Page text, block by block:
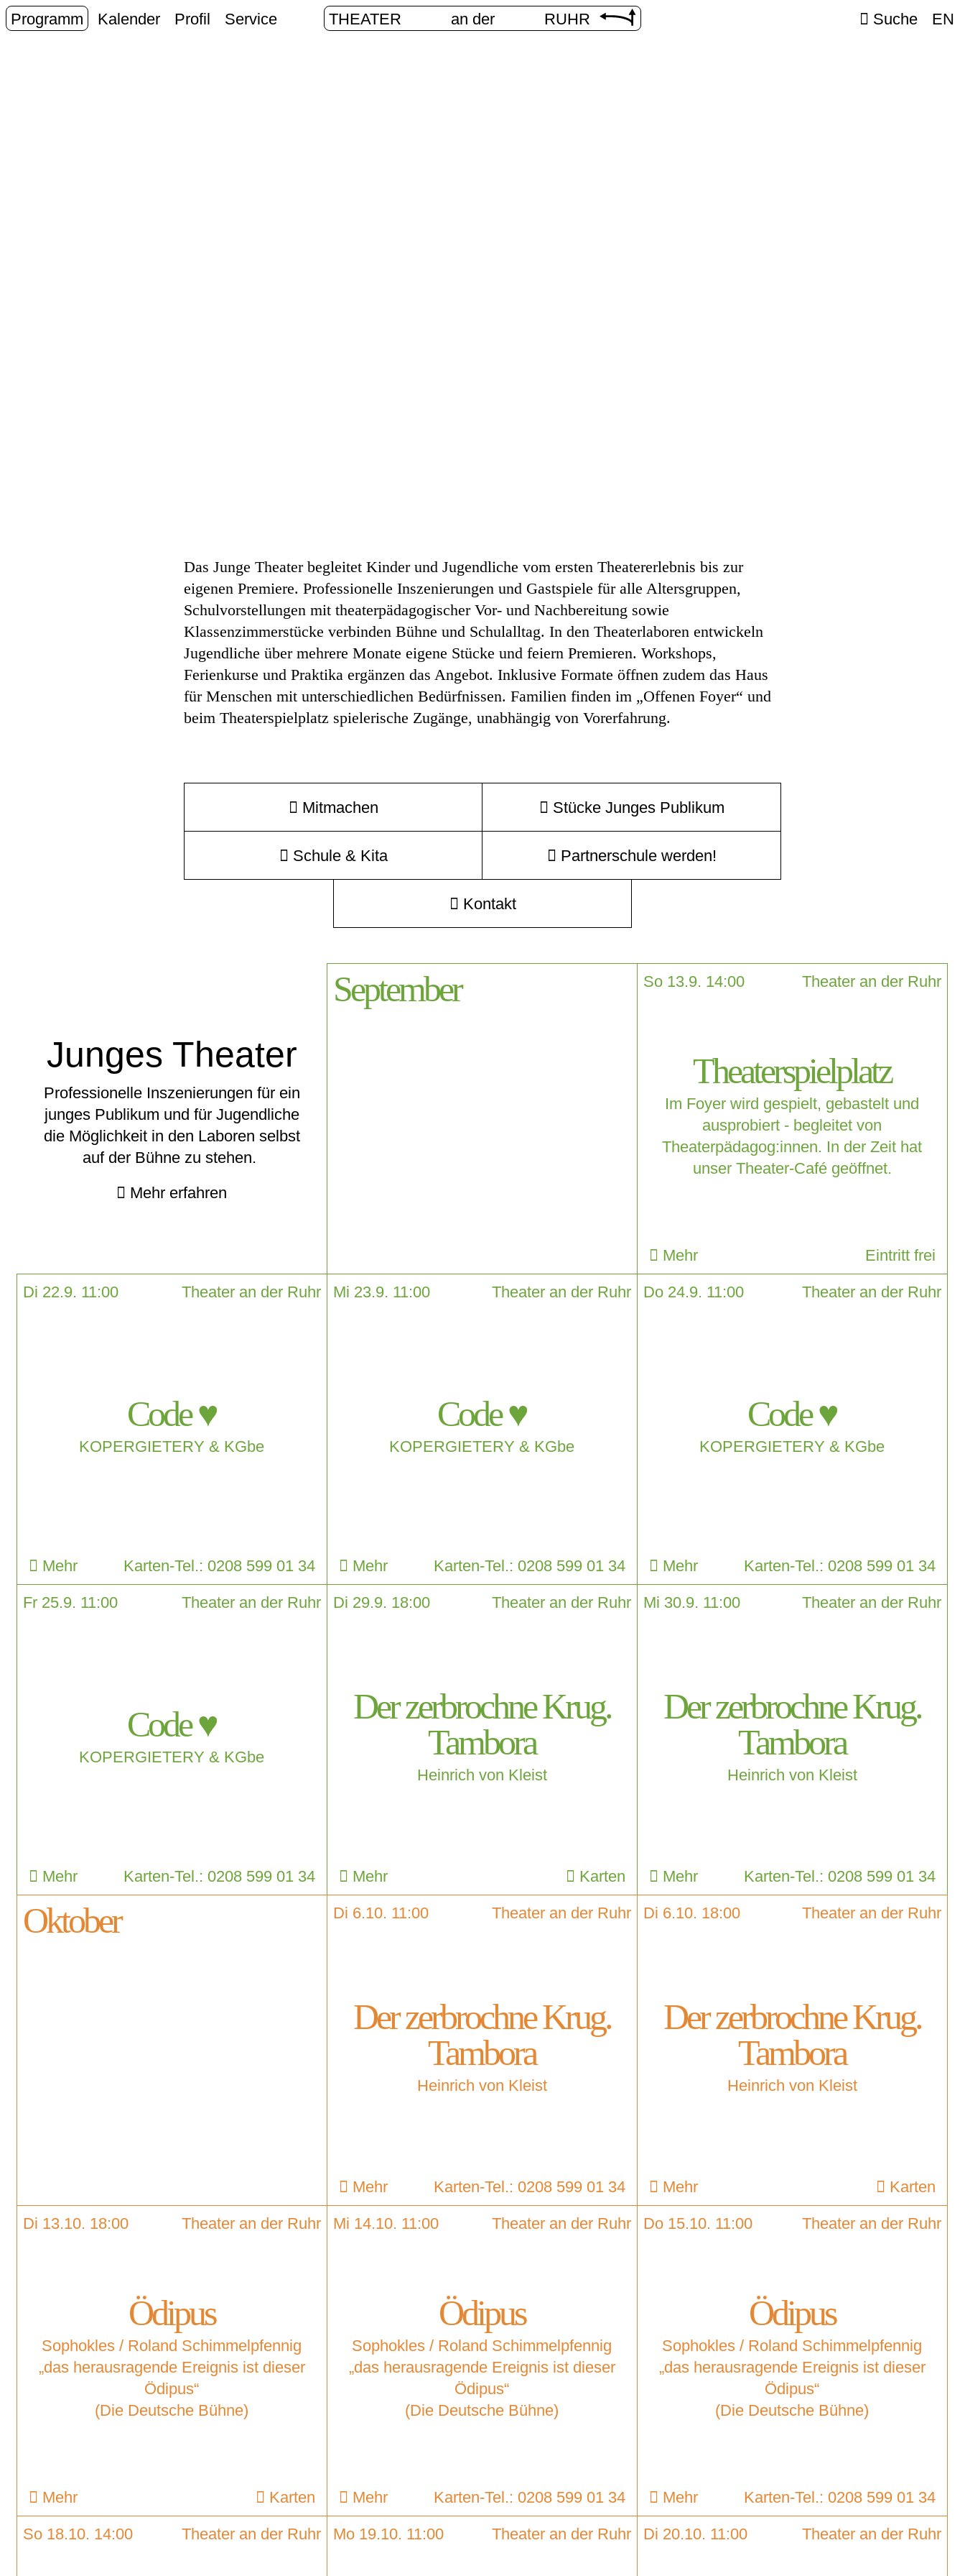
Programm Kalender Profil Service THEATER an der RUHR Suche EN
Das Junge Theater begleitet Kinder und Jugendliche vom ersten Theatererlebnis bis zur
eigenen Premiere. Professionelle Inszenierungen und Gastspiele für alle Altersgruppen,
Schulvorstellungen mit theaterpädagogischer Vor- und Nachbereitung sowie
Klassenzimmerstücke verbinden Bühne und Schulalltag. In den Theaterlaboren entwickeln
Jugendliche über mehrere Monate eigene Stücke und feiern Premieren. Workshops,
Ferienkurse und Praktika ergänzen das Angebot. Inklusive Formate öffnen zudem das Haus
für Menschen mit unterschiedlichen Bedürfnissen. Familien finden im „Offenen Foyer“ und
beim Theaterspielplatz spielerische Zugänge, unabhängig von Vorerfahrung.
Mitmachen Stücke Junges Publikum
Schule & Kita Partnerschule werden!
Kontakt
Junges Theater
Professionelle Inszenierungen für ein
junges Publikum und für Jugendliche
die Möglichkeit in den Laboren selbst
auf der Bühne zu stehen.
Mehr erfahren
September So 13.9. 14:00 Theater an der Ruhr
Theaterspielplatz
Im Foyer wird gespielt, gebastelt und
ausprobiert - begleitet von
Theaterpädagog:innen. In der Zeit hat
unser Theater-Café geöffnet.
Mehr Eintritt frei
Di 22.9. 11:00 Theater an der Ruhr
Code ♥
KOPERGIETERY & KGbe
Mehr Karten-Tel.: 0208 599 01 34
Mi 23.9. 11:00 Theater an der Ruhr
Code ♥
KOPERGIETERY & KGbe
Mehr Karten-Tel.: 0208 599 01 34
Do 24.9. 11:00 Theater an der Ruhr
Code ♥
KOPERGIETERY & KGbe
Mehr Karten-Tel.: 0208 599 01 34
Fr 25.9. 11:00 Theater an der Ruhr
Code ♥
KOPERGIETERY & KGbe
Mehr Karten-Tel.: 0208 599 01 34
Di 29.9. 18:00 Theater an der Ruhr
Der zerbrochne Krug.
Tambora
Heinrich von Kleist
Mehr Karten
Mi 30.9. 11:00 Theater an der Ruhr
Der zerbrochne Krug.
Tambora
Heinrich von Kleist
Mehr Karten-Tel.: 0208 599 01 34
Oktober Di 6.10. 11:00 Theater an der Ruhr
Der zerbrochne Krug.
Tambora
Heinrich von Kleist
Mehr Karten-Tel.: 0208 599 01 34
Di 6.10. 18:00 Theater an der Ruhr
Der zerbrochne Krug.
Tambora
Heinrich von Kleist
Mehr Karten
Di 13.10. 18:00 Theater an der Ruhr
Ödipus
Sophokles / Roland Schimmelpfennig
„das herausragende Ereignis ist dieser
Ödipus“
(Die Deutsche Bühne)
Mehr Karten
Mi 14.10. 11:00 Theater an der Ruhr
Ödipus
Sophokles / Roland Schimmelpfennig
„das herausragende Ereignis ist dieser
Ödipus“
(Die Deutsche Bühne)
Mehr Karten-Tel.: 0208 599 01 34
Do 15.10. 11:00 Theater an der Ruhr
Ödipus
Sophokles / Roland Schimmelpfennig
„das herausragende Ereignis ist dieser
Ödipus“
(Die Deutsche Bühne)
Mehr Karten-Tel.: 0208 599 01 34
So 18.10. 14:00 Theater an der Ruhr Mo 19.10. 11:00 Theater an der Ruhr Di 20.10. 11:00 Theater an der Ruhr